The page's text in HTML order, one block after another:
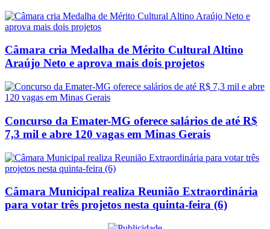
Câmara cria Medalha de Mérito Cultural Altino
Araújo Neto e aprova mais dois projetos
Concurso da Emater-MG oferece salários de até R$
7,3 mil e abre 120 vagas em Minas Gerais
Câmara Municipal realiza Reunião Extraordinária
para votar três projetos nesta quinta-feira (6)